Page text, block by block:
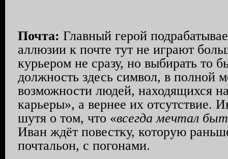
Почта: Главный герой
аллюзии к почте тут не играют
курьером не сразу, но выбирать то
должность здесь символ, в полной
возможности людей, находящихся
карьеры», а вернее их отсутствие.
шутя о том, что «всегда мечтал
Иван ждёт повестку, которую
почтальон, с погонами.